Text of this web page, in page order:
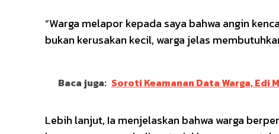
“Warga melapor kepada saya bahwa angin
bukan kerusakan kecil, warga jelas
Baca juga: Soroti Keamanan Data Warga,
Lebih lanjut, Ia menjelaskan bahwa warga